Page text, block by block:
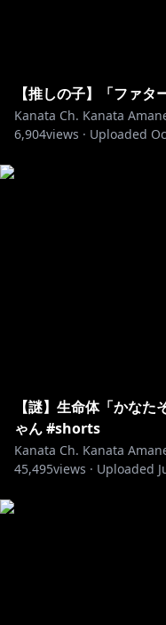
【推しの子】「ファ
Kanata Ch. Kanata
6,904views · Uploaded
【謎】生命体「かな
ゃん #shorts
Kanata Ch. Kanata
45,495views · Uploaded